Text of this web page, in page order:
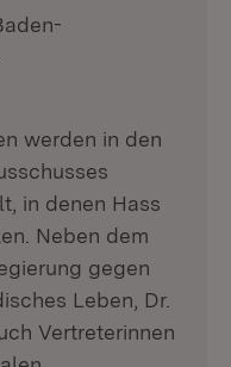
werden in den
in denen Hass
Neben dem
gegen
Leben, Dr.
Vertreterinnen